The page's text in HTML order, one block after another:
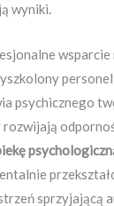
wyniki.
personel
psychicznego
sprzyjającą